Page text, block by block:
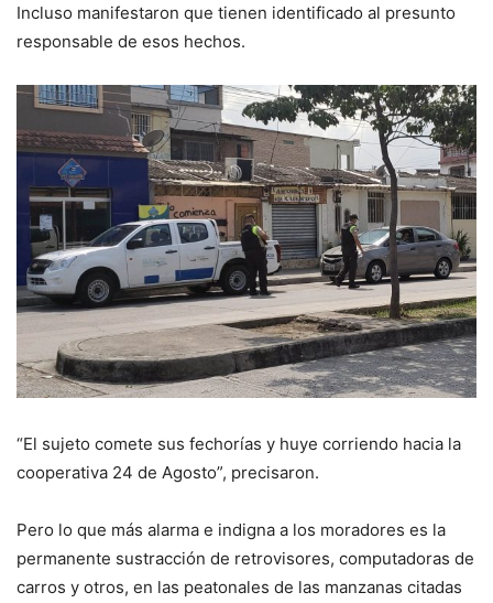
Incluso manifestaron que tienen identificado al presunto
responsable de esos hechos.
“El sujeto comete sus fechorías y huye corriendo hacia la
cooperativa 24 de Agosto”, precisaron.
Pero lo que más alarma e indigna a los moradores es la
permanente sustracción de retrovisores, computadoras de
carros y otros, en las peatonales de las manzanas citadas